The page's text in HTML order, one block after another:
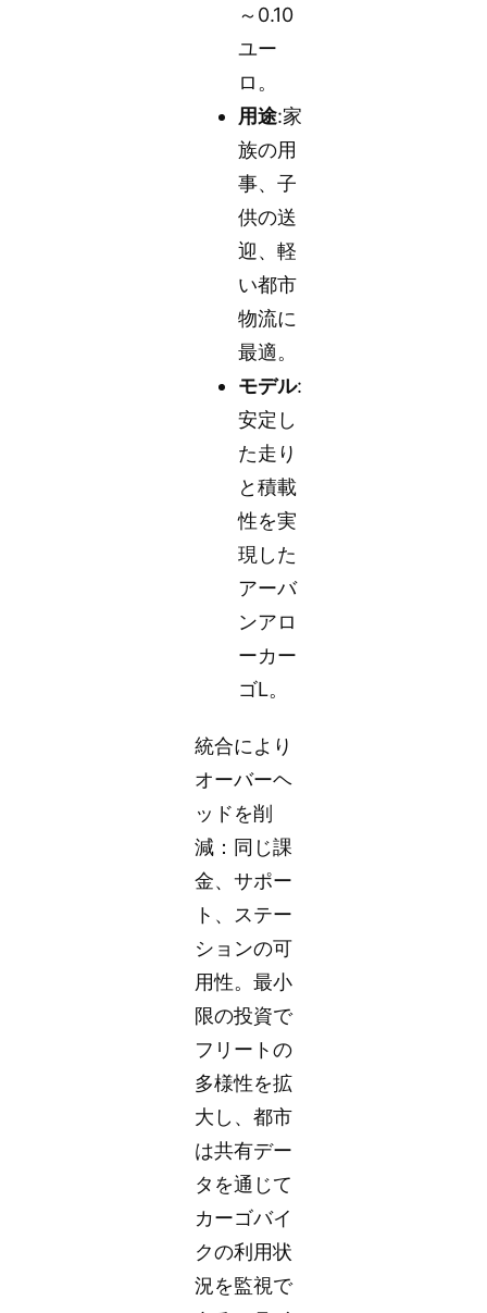
～0.10
ユー
ロ。
用途:家
族の用
事、子
供の送
迎、軽
い都市
物流に
最適。
モデル:
安定し
た走り
と積載
性を実
現した
アーバ
ンアロ
ーカー
ゴL。
統合により
オーバーヘ
ッドを削
減：同じ課
金、サポー
ト、ステー
ションの可
用性。最小
限の投資で
フリートの
多様性を拡
大し、都市
は共有デー
タを通じて
カーゴバイ
クの利用状
況を監視で